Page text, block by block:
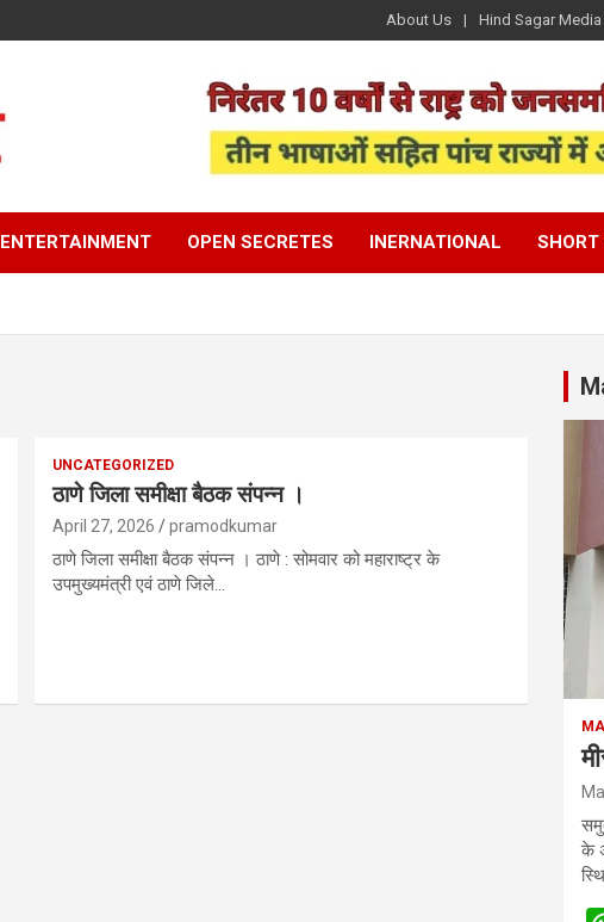
About Us Hind Sagar
ENTERTAINMENT OPEN SECRETES INERNATIONAL SHORT
UNCATEGORIZED
ठाणे जिला समीक्षा बैठक संपन्न ।
April 27, 2026 pramodkumar
ठाणे जिला समीक्षा बैठक संपन्न । ठाणे : सोमवार को महाराष्ट्र के
उपमुख्यमंत्री एवं ठाणे जिले…
के